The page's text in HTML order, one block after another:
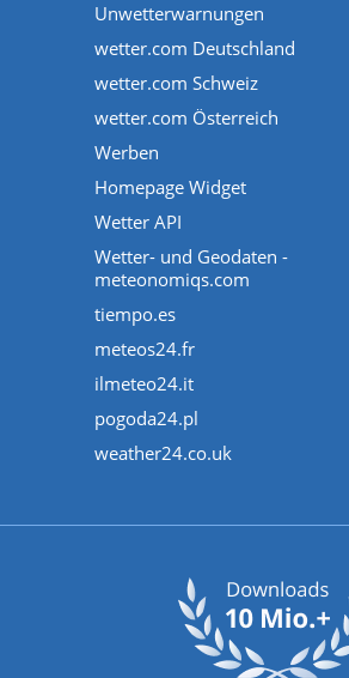
Unwetterwarnungen
wetter.com Deutschland
wetter.com Schweiz
wetter.com Österreich
Werben
Homepage Widget
Wetter API
Wetter- und Geodaten -
meteonomiqs.com
tiempo.es
meteos24.fr
ilmeteo24.it
pogoda24.pl
weather24.co.uk